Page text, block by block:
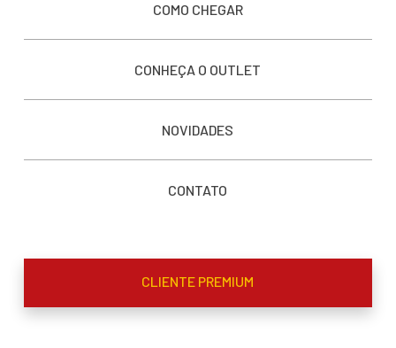
COMO CHEGAR
CONHEÇA O OUTLET
NOVIDADES
CONTATO
CLIENTE PREMIUM